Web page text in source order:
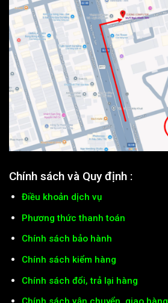
Chính sách và Quy định :
Điều khoản dịch vụ
Phương thức thanh toán
Chính sách bảo hành
Chính sách kiểm hàng
Chính sách đổi, trả lại hàng